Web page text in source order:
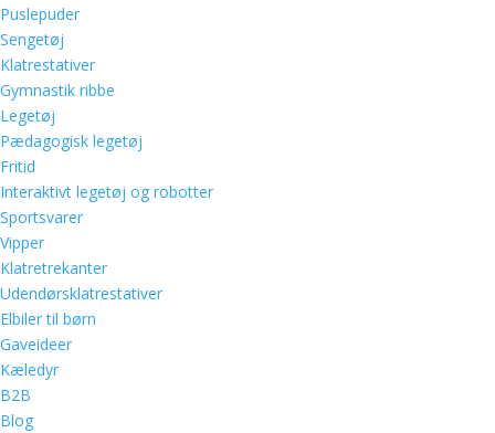
Puslepuder
Sengetøj
Klatrestativer
Gymnastik ribbe
Legetøj
Pædagogisk legetøj
Fritid
Interaktivt legetøj og robotter
Sportsvarer
Vipper
Klatretrekanter
Udendørsklatrestativer
Elbiler til børn
Gaveideer
Kæledyr
B2B
Blog